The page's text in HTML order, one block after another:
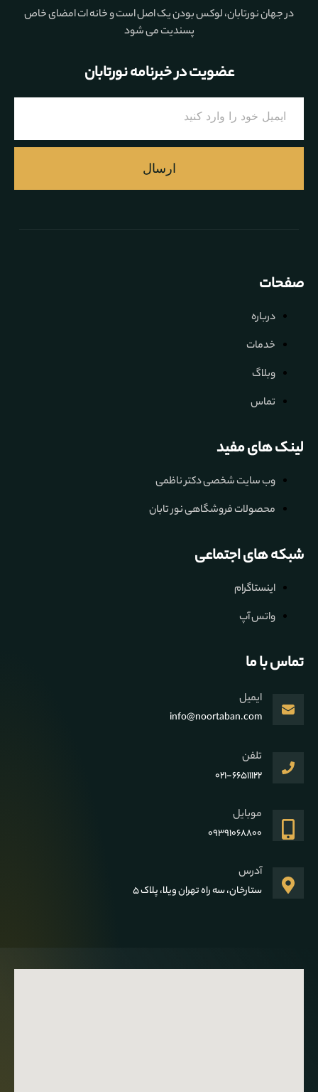
در جهان نورتابان، لوکس بودن یک اصل است و خانه ات امضای خاص
پسندیت می شود
عضویت در خبرنامه نورتابان
ارسال
صفحات
درباره
خدمات
وبلاگ
تماس
لینک های مفید
وب سایت شخصی دکتر ناظمی
محصولات فروشگاهی نور تابان
شبکه های اجتماعی
اینستاگرام
واتس آپ
تماس با ما
ایمیل
info@noortaban.com
تلفن
021-66511122
موبایل
09391068800
آدرس
ستارخان، سه راه تهران ویلا، پلاک 5